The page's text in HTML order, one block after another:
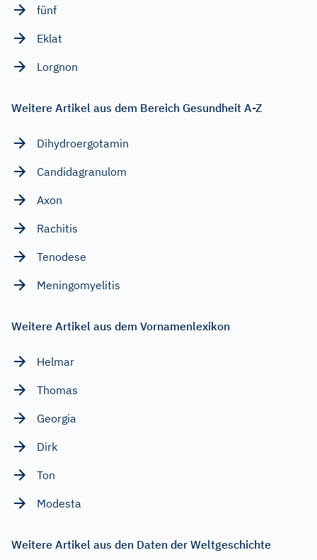
fünf
Eklat
Lorgnon
Weitere Artikel aus dem Bereich Gesundheit A-Z
Dihydroergotamin
Candidagranulom
Axon
Rachitis
Tenodese
Meningomyelitis
Weitere Artikel aus dem Vornamenlexikon
Helmar
Thomas
Georgia
Dirk
Ton
Modesta
Weitere Artikel aus den Daten der Weltgeschichte